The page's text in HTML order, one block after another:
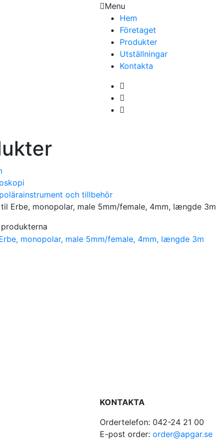
Menu
Hem
Företaget
Produkter
Utställningar
Kontakta
och tillbehör
til Erbe, monopolar, male 5mm/female, 4mm, længde 3m
KONTAKTA
Ordertelefon: 042-24 21 00
E-post order: order@apgar.se